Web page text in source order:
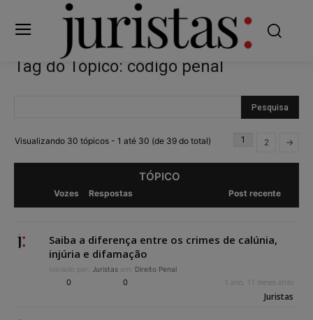
Tag do Tópico: código penal
Visualizando 30 tópicos - 1 até 30 (de 39 do total) 1 2 →
TÓPICO
Vozes Respostas Post recente
Saiba a diferença entre os crimes de calúnia,
injúria e difamação
Iniciado por: Juristas em: Direito Penal
0 0 1 ano, 11 meses atrás
Juristas